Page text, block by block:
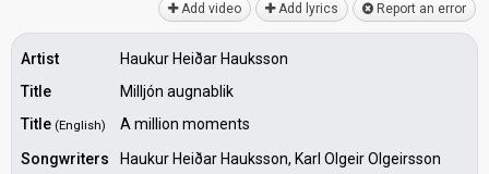
Add video Add lyrics Report an error
Artist
Haukur Heiðar Hauksson
Title
Milljón augnablik
Title (English)
A million moments
Songwriters
Haukur Heiðar Hauksson, Karl Olgeir Olgeirsson